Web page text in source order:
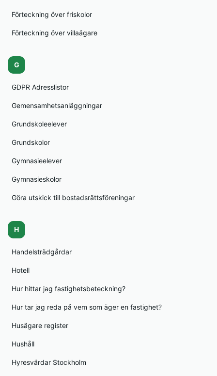
Förteckning över friskolor
Förteckning över villaägare
G
GDPR Adresslistor
Gemensamhetsanläggningar
Grundskoleelever
Grundskolor
Gymnasieelever
Gymnasieskolor
Göra utskick till bostadsrättsföreningar
H
Handelsträdgårdar
Hotell
Hur hittar jag fastighetsbeteckning?
Hur tar jag reda på vem som äger en fastighet?
Husägare register
Hushåll
Hyresvärdar Stockholm